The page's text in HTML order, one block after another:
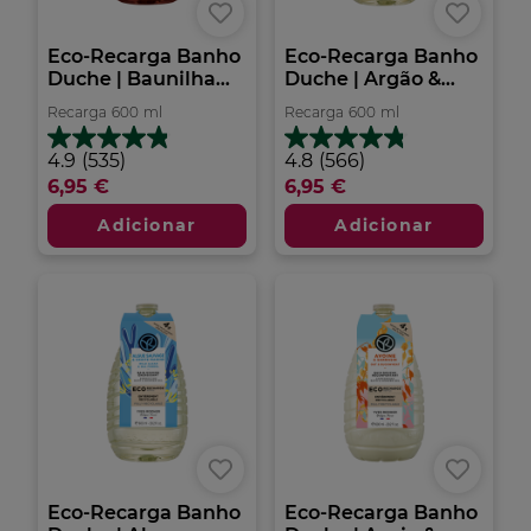
Eco-Recarga Banho
Duche | Baunilha...
Recarga 600 ml
4.9 (535)
4.9
em
5
estrelas.
535
6,95 €
Adicionar
Eco-Recarga Banho
Duche | Argão &...
Recarga 600 ml
4.8 (566)
4.8
em
5
estrelas.
566
6,95 €
Adicionar
Eco-Recarga Banho
Eco-Recarga Banho